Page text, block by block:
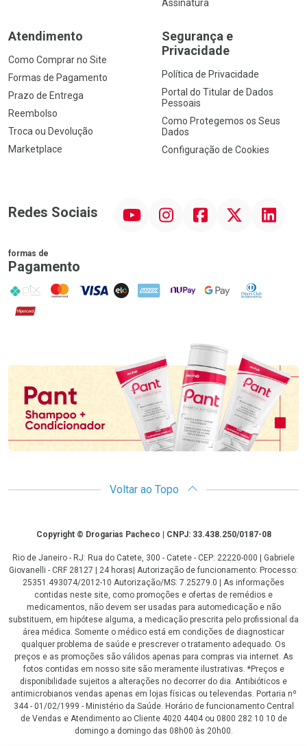
Assinatura
Atendimento
Como Comprar no Site
Formas de Pagamento
Prazo de Entrega
Reembolso
Troca ou Devolução
Marketplace
Segurança e
Privacidade
Política de Privacidade
Portal do Titular de Dados
Pessoais
Como Protegemos os Seus
Dados
Configuração de Cookies
Redes Sociais InstagramFacebookTwitter Linkedin
formas de
Pagamento
PIX MasterCard
VISA ELO AMEX NuPay Google PayDiners Club
Hipercard
Promoção em Destaque
Voltar ao Topo
CopyrightCopyright © Drogarias Pacheco | CNPJ: 33.438.250/0187-08
Rio de Janeiro - RJ: Rua do Catete, 300 - Catete - CEP: 22220-000 | Gabriele
Giovanelli - CRF 28127 | 24 horas| Autorização de funcionamento: Processo:
25351.493074/2012-10 Autorização/MS: 7.25279.0 | As informações
contidas neste site, como promoções e ofertas de remédios e
medicamentos, não devem ser usadas para automedicação e não
substituem, em hipótese alguma, a medicação prescrita pelo profissional da
área médica. Somente o médico está em condições de diagnosticar
qualquer problema de saúde e prescrever o tratamento adequado. Os
preços e as promoções são válidos apenas para compras via internet. As
fotos contidas em nosso site são meramente ilustrativas. *Preços e
disponibilidade sujeitos a alterações no decorrer do dia. Antibióticos e
antimicrobianos vendas apenas em lojas físicas ou televendas. Portaria nº
344 - 01/02/1999 - Ministério da Saúde. Horário de funcionamento Central
de Vendas e Atendimento ao Cliente 4020 4404 ou 0800 282 10 10 de
domingo a domingo das 08h00 às 20h00.